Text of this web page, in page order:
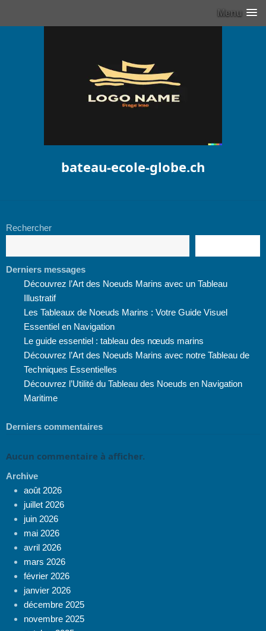
Menu
bateau-ecole-globe.ch
Rechercher
Derniers messages
Découvrez l’Art des Noeuds Marins avec un Tableau
Illustratif
Les Tableaux de Noeuds Marins : Votre Guide Visuel
Essentiel en Navigation
Le guide essentiel : tableau des nœuds marins
Découvrez l’Art des Noeuds Marins avec notre Tableau de
Techniques Essentielles
Découvrez l’Utilité du Tableau des Noeuds en Navigation
Maritime
Derniers commentaires
Aucun commentaire à afficher.
Archive
août 2026
juillet 2026
juin 2026
mai 2026
avril 2026
mars 2026
février 2026
janvier 2026
décembre 2025
novembre 2025